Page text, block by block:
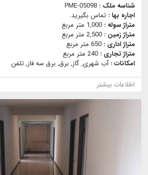
شناسه ملک : PME-05098
اجاره بها : تماس بگیرید.
متراژ سوله : 1,000 متر مربع
متراژ زمین : 2,500 متر مربع
متراژ اداری : 650 متر مربع
متراژ تجاری : 240 متر مربع
امکانات :آب شهری, گاز, برق, برق سه فاز, تلفن
اطلاعات بیشتر